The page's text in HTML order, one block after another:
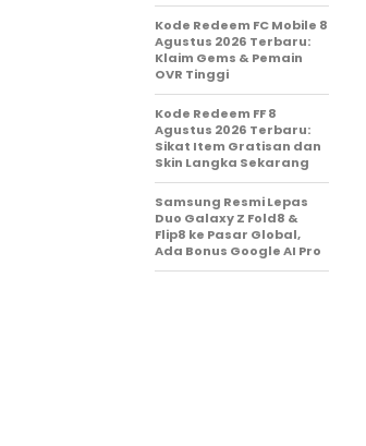
Kode Redeem FC Mobile 8
Agustus 2026 Terbaru:
Klaim Gems & Pemain
OVR Tinggi
Kode Redeem FF 8
Agustus 2026 Terbaru:
Sikat Item Gratisan dan
Skin Langka Sekarang
Samsung Resmi Lepas
Duo Galaxy Z Fold8 &
Flip8 ke Pasar Global,
Ada Bonus Google AI Pro